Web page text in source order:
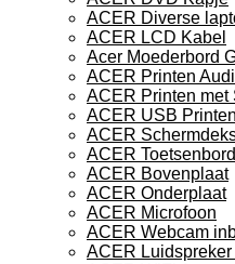
ACER Diverse
ACER LCD Kabel
Acer Moederbord
ACER Printen
ACER Printen met
ACER USB Printen
ACER
ACER
ACER Bovenplaat
ACER Onderplaat
ACER Microfoon
ACER Webcam
ACER Luidspreker